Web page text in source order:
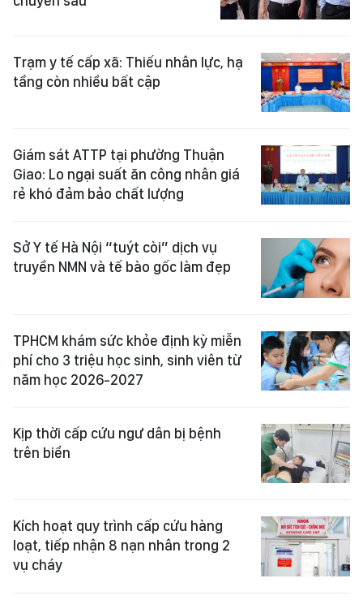
Trạm y tế cấp xã: Thiếu nhân lực, hạ
tầng còn nhiều bất cập
Giám sát ATTP tại phường Thuận
Giao: Lo ngại suất ăn công nhân giá
rẻ khó đảm bảo chất lượng
Sở Y tế Hà Nội “tuýt còi” dịch vụ
truyền NMN và tế bào gốc làm đẹp
TPHCM khám sức khỏe định kỳ miễn
phí cho 3 triệu học sinh, sinh viên từ
năm học 2026-2027
Kịp thời cấp cứu ngư dân bị bệnh
trên biển
Kích hoạt quy trình cấp cứu hàng
loạt, tiếp nhận 8 nạn nhân trong 2
vụ cháy